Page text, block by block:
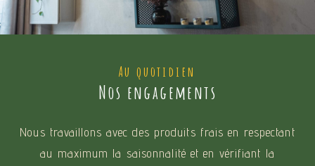
Au quotidien
Nos engagements
Nous travaillons avec des produits frais en respectant
au maximum la saisonnalité et en vérifiant la